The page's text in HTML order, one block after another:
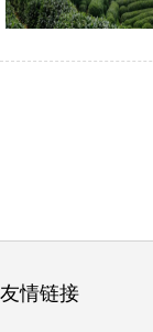
友情链接